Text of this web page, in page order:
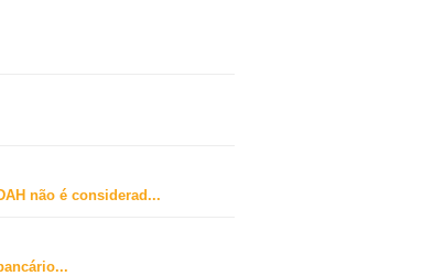
não é considerad...
...